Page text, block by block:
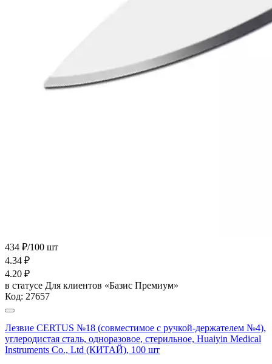
434 ₽/100 шт
4.34 ₽
4.20 ₽
в статусе Для клиентов «Базис Премиум»
Код: 27657
Лезвие CERTUS №18 (совместимое с ручкой-держателем №4),
углеродистая сталь, одноразовое, стерильное, Huaiyin Medical
Instruments Co., Ltd (КИТАЙ), 100 шт